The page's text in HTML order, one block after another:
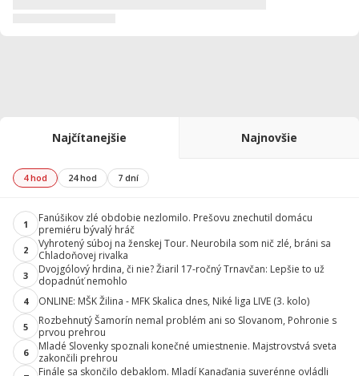
Najčítanejšie Najnovšie
4 hod 24 hod 7 dní
1
Fanúšikov zlé obdobie nezlomilo. Prešovu znechutil domácu
premiéru bývalý hráč
2
Vyhrotený súboj na ženskej Tour. Neurobila som nič zlé, bráni sa
Chladoňovej rivalka
3
Dvojgólový hrdina, či nie? Žiaril 17-ročný Trnavčan: Lepšie to už
dopadnúť nemohlo
4 ONLINE: MŠK Žilina - MFK Skalica dnes, Niké liga LIVE (3. kolo)
5
Rozbehnutý Šamorín nemal problém ani so Slovanom, Pohronie s
prvou prehrou
6
Mladé Slovenky spoznali konečné umiestnenie. Majstrovstvá sveta
zakončili prehrou
Finále sa skončilo debaklom. Mladí Kanaďania suverénne ovládli